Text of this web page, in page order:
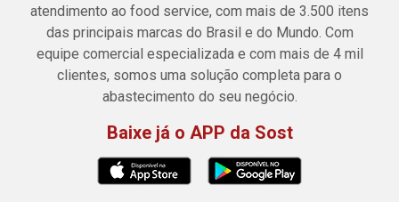
atendimento ao food service, com mais de 3.500 itens
das principais marcas do Brasil e do Mundo. Com
equipe comercial especializada e com mais de 4 mil
clientes, somos uma solução completa para o
abastecimento do seu negócio.
Baixe já o APP da Sost